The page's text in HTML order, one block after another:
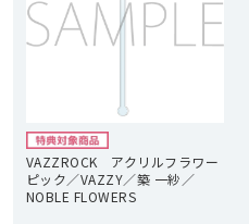
VAZZROCK アクリルフラワー
ピック／VAZZY／築 一紗／
NOBLE FLOWERS